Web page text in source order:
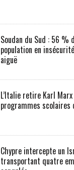
Soudan du Sud : 56 %
population en
aiguë
L’Italie retire Karl
programmes scolaires
Chypre intercepte un
transportant quatre